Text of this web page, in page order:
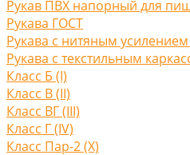
Рукав ПВХ напорный для
Рукава ГОСТ
Рукава с нитяным
Рукава с текстильным
Класс Б (I)
Класс В (II)
Класс ВГ (III)
Класс Г (IV)
Класс Пар-2 (X)